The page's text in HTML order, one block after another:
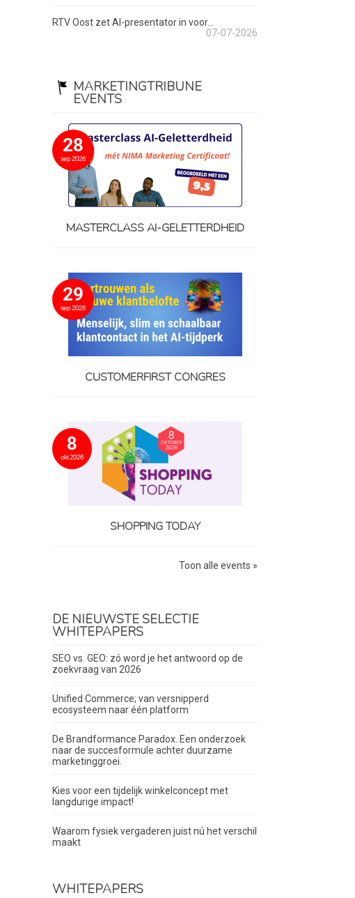
RTV Oost zet AI-presentator in voor...
07-07-2026
MARKETINGTRIBUNE
EVENTS
28
sep 2026
MASTERCLASS AI-GELETTERDHEID
29
sep 2026
CUSTOMERFIRST CONGRES
8
okt 2026
SHOPPING TODAY
Toon alle events »
DE NIEUWSTE SELECTIE
WHITEPAPERS
SEO vs. GEO: zó word je het antwoord op de
zoekvraag van 2026
Unified Commerce; van versnipperd
ecosysteem naar één platform
De Brandformance Paradox. Een onderzoek
naar de succesformule achter duurzame
marketinggroei.
Kies voor een tijdelijk winkelconcept met
langdurige impact!
Waarom fysiek vergaderen juist nú het verschil
maakt
WHITEPAPERS